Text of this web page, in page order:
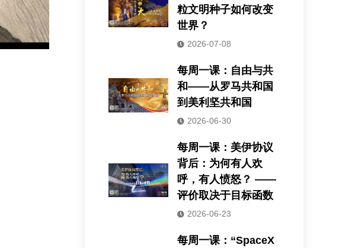
粒文明种子如何改变
世界？
2026-07-08
每周一课：自由与共
和——从罗马共和国
到美利坚共和国
2026-06-30
每周一课：美伊协议
背后：为何有人欢
呼，有人愤怒？ ——
评价取决于目标函数
2026-06-23
每周一课：“SpaceX